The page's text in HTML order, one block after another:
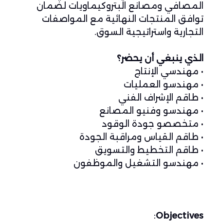
المصافي ومصانع البتروكيماويات لضمان
توافق المنتجات النهائية مع المواصفات
التجارية واستراتيجية السوق.
الذي ينبغي أن يحضر؟
• مهندسي الإنتاج
• مهندسو العمليات
• طاقم الإشراف الفني
• مهندسو وفنيو المصانع
• متخصصو جودة الوقود
• طاقم القياس ومراقبة الجودة
• طاقم التخطيط والتسويق
• مهندسو التشغيل والموظفون
Objectives
: